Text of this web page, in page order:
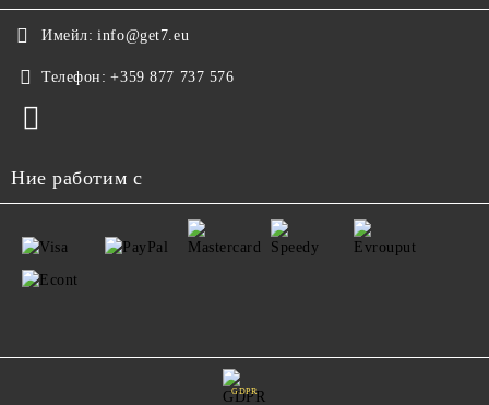
Имейл: info@get7.eu
Телефон: +359 877 737 576
Ние работим с
GDPR